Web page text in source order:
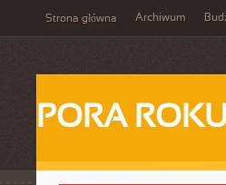
Strona główna Archiwum
PORA ROKU